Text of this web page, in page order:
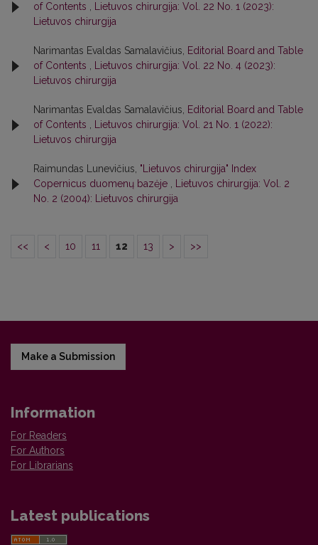
of Contents
Lietuvos chirurgija: Vol. 22 No. 1 (2023):
Lietuvos chirurgija
Narimantas Evaldas Samalavičius,
Editorial Board and Table
of Contents
Lietuvos chirurgija: Vol. 22 No. 4 (2023):
Lietuvos chirurgija
Narimantas Evaldas Samalavičius,
Editorial Board and Table
of Contents
Lietuvos chirurgija: Vol. 21 No. 1 (2022):
Lietuvos chirurgija
Raimundas Lunevičius, "Lietuvos chirurgija" Index
Copernicus duomenų bazėje
Lietuvos chirurgija: Vol. 2
No. 2 (2004): Lietuvos chirurgija
<< < 10 11 12 13 > >>
Make a Submission
Information
For Readers
For Authors
For Librarians
Latest publications